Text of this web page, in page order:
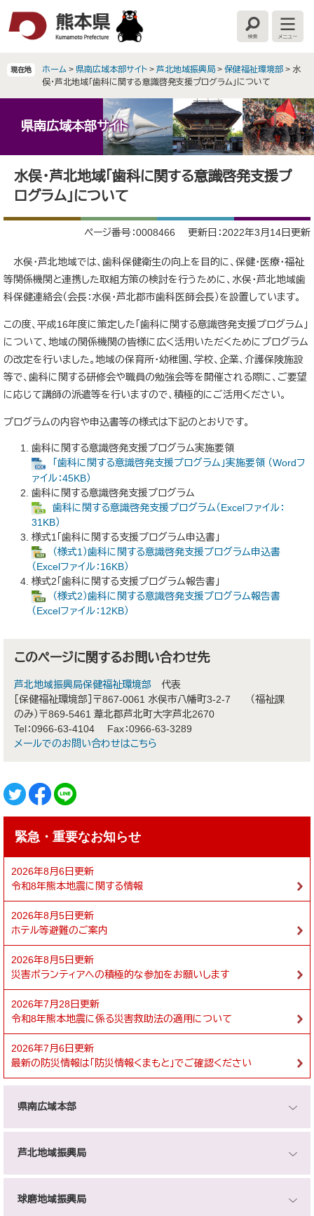
文
検
索
ニ
ー
現在地 ホーム > 県南広域本部サイト > 芦北地域振興局 > 保健福祉環境部 > 水
俣・芦北地域「歯科に関する意識啓発支援プログラム」について
県南広域本部サイト
水俣・芦北地域「歯科に関する意識啓発支援プ
ログラム」について
ページ番号：0008466 更新日：2022年3月14日更新
水俣・芦北地域では、歯科保健衛生の向上を目的に、保健・医療・福祉
等関係機関と連携した取組方策の検討を行うために、水俣・芦北地域歯
科保健連絡会（会長：水俣・芦北郡市歯科医師会長）を設置しています。
この度、平成16年度に策定した「歯科に関する意識啓発支援プログラム」
について、地域の関係機関の皆様に広く活用いただくためにプログラム
の改定を行いました。地域の保育所・幼稚園、学校、企業、介護保険施設
等で、歯科に関する研修会や職員の勉強会等を開催される際に、ご要望
に応じて講師の派遣等を行いますので、積極的にご活用ください。
プログラムの内容や申込書等の様式は下記のとおりです。
歯科に関する意識啓発支援プログラム実施要領
「歯科に関する意識啓発支援プログラム」実施要領 （Wordフ
ァイル：45KB）
歯科に関する意識啓発支援プログラム
歯科に関する意識啓発支援プログラム（Excelファイル：
31KB）
様式1「歯科に関する支援プログラム申込書」
（様式1）歯科に関する意識啓発支援プログラム申込書
（Excelファイル：16KB）
様式2「歯科に関する支援プログラム報告書」​
（様式2）歯科に関する意識啓発支援プログラム報告書
（Excelファイル：12KB）
このページに関するお問い合わせ先
芦北地域振興局保健福祉環境部
代表
［保健福祉環境部］〒867-0061 水俣市八幡町3-2-7 （福祉課
のみ）〒869-5461 葦北郡芦北町大字芦北2670
Tel：0966-63-4104
Fax：0966-63-3289
メールでのお問い合わせはこちら
緊急・重要なお知らせ
2026年8月6日更新
令和8年熊本地震に関する情報
2026年8月5日更新
ホテル等避難のご案内
2026年8月5日更新
災害ボランティアへの積極的な参加をお願いします
2026年7月28日更新
令和8年熊本地震に係る災害救助法の適用について
2026年7月6日更新
最新の防災情報は「防災情報くまもと」でご確認ください
県南広域本部
芦北地域振興局
球磨地域振興局